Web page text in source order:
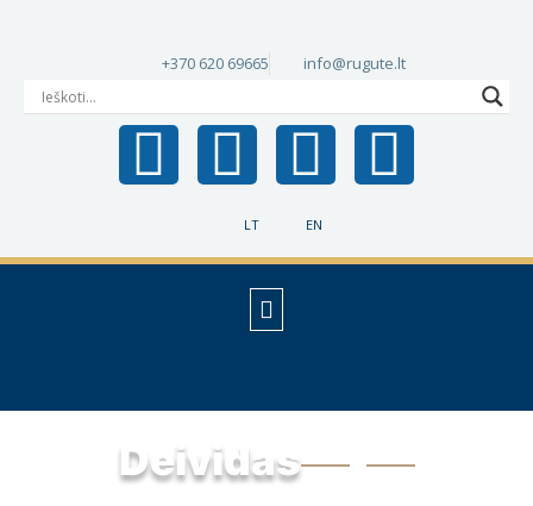
LT EN
+370 620 69665 info@rugute.lt
Deividas